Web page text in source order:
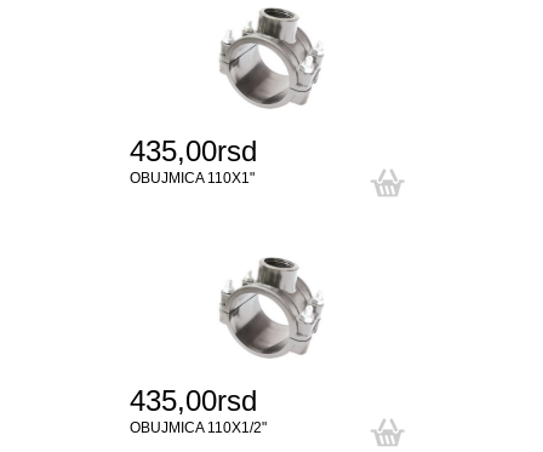
435,00rsd
OBUJMICA 110X1"
435,00rsd
OBUJMICA 110X1/2"